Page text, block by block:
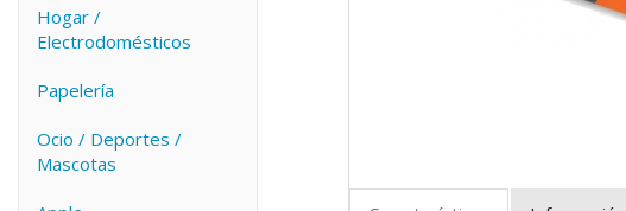
Hogar /
Electrodomésticos
Papelería
Ocio / Deportes /
Mascotas